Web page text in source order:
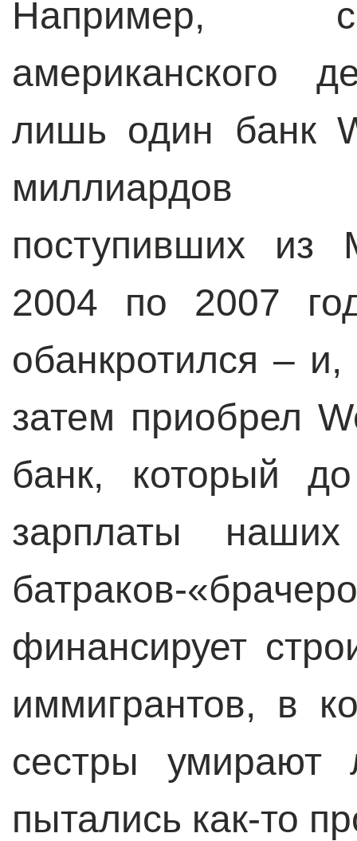
Например,
американского
лишь один банк
миллиардов
поступивших из
2004 по 2007
обанкротился –
затем приобрел
банк, который
зарплаты
батраков-
финансирует
иммигрантов, в
сестры
пытались как-то